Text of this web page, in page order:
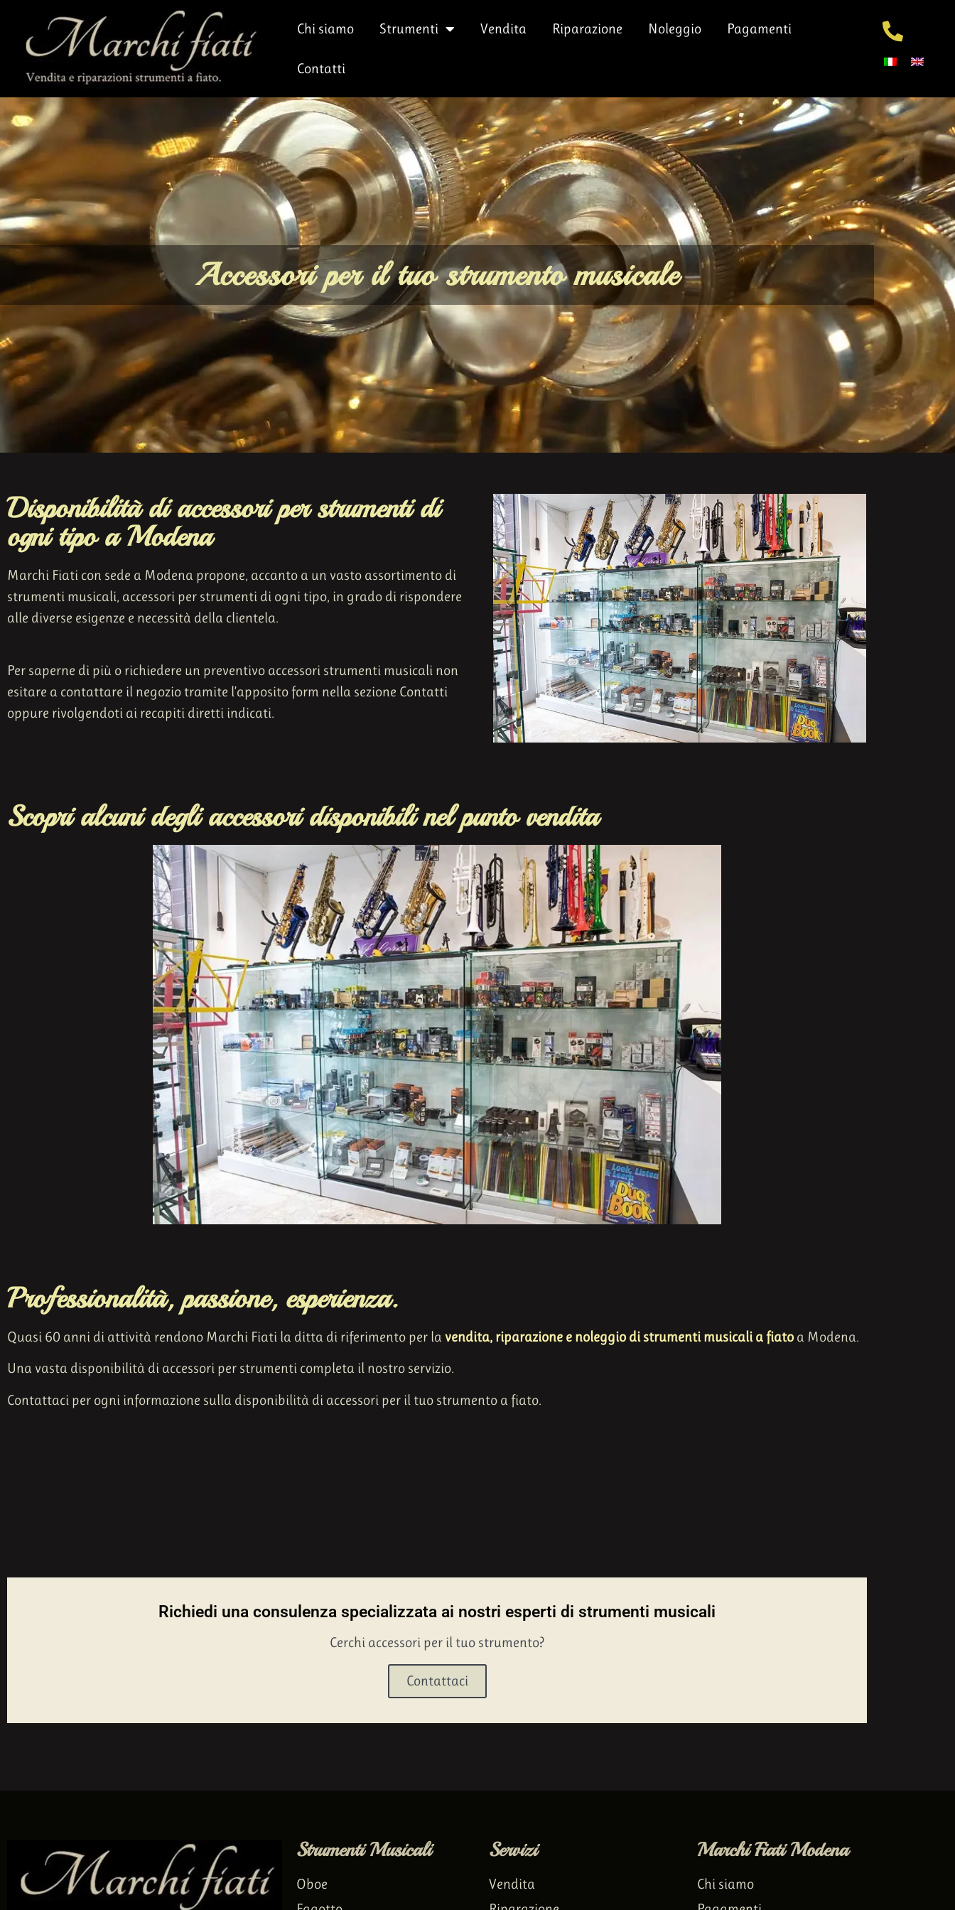
Chi siamo Strumenti Vendita Riparazione Noleggio Pagamenti
Contatti
Accessori per il tuo strumento musicale
Disponibilità di accessori per strumenti di
ogni tipo a Modena
Marchi Fiati con sede a Modena propone, accanto a un vasto assortimento di
strumenti musicali, accessori per strumenti di ogni tipo, in grado di rispondere
alle diverse esigenze e necessità della clientela.
Per saperne di più o richiedere un preventivo accessori strumenti musicali non
esitare a contattare il negozio tramite l’apposito form nella sezione Contatti
oppure rivolgendoti ai recapiti diretti indicati.
Scopri alcuni degli accessori disponibili nel punto vendita
Professionalità, passione, esperienza.
Quasi 60 anni di attività rendono Marchi Fiati la ditta di riferimento per lavendita, riparazione e noleggio di strumenti musicali a fiato a Modena.
Una vasta disponibilità di accessori per strumenti completa il nostro servizio.
Contattaci per ogni informazione sulla disponibilità di accessori per il tuo strumento a fiato.
Richiedi una consulenza specializzata ai nostri esperti di strumenti musicali
Cerchi accessori per il tuo strumento?
Contattaci
Strumenti Musicali
Oboe
Servizi
Vendita
Marchi Fiati Modena
Chi siamo